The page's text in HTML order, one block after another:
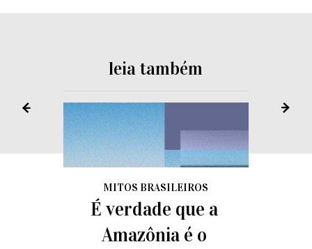
leia também
MITOS BRASILEIROS
É verdade que a
Amazônia é o